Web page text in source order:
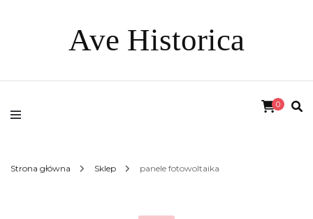
Ave Historica
0
Strona główna Sklep panele fotowoltaika